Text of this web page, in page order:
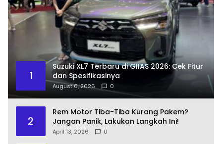
1
Suzuki XL7 Terbaru di GIIAS 2026: Cek Fitur
dan Spesifikasinya
August 6, 2026 0
2
Rem Motor Tiba-Tiba Kurang Pakem?
Jangan Panik, Lakukan Langkah Ini!
April 13, 2026 0